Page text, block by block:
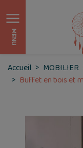
MENU
Accueil MOBILIER
Buffet en bois et